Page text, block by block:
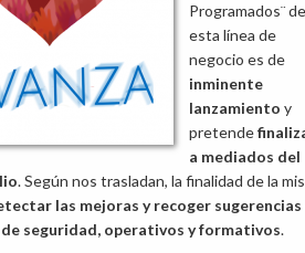
Programados¨ de
esta línea de
negocio es de
inminente
lanzamiento y
pretende
a mediados del
. Según nos trasladan, la finalidad de la
las mejoras y recoger sugerencias
seguridad, operativos y formativos.